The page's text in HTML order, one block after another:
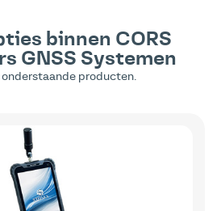
binnen CORS
GNSS Systemen
onderstaande producten.